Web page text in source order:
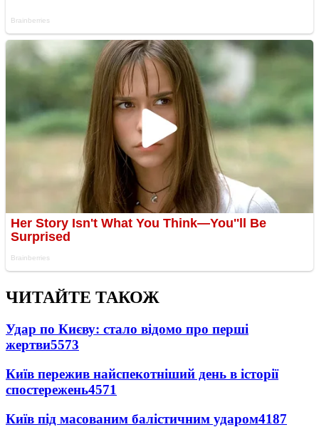
ЧИТАЙТЕ ТАКОЖ
Удар по Києву: стало відомо про перші
жертви5573
Київ пережив найспекотніший день в історії
спостережень4571
Київ під масованим балістичним ударом4187